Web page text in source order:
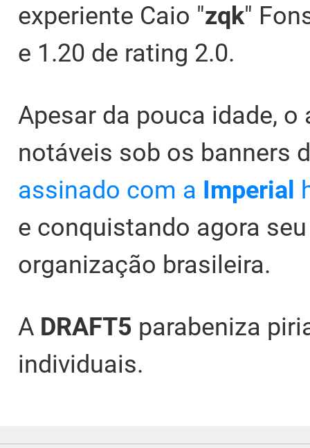
experiente Caio "zqk"
e 1.20 de rating 2.0.
Apesar da pouca idade,
notáveis sob os banners
assinado com a Imperial
e conquistando agora
organização brasileira.
A DRAFT5 parabeniza
individuais.